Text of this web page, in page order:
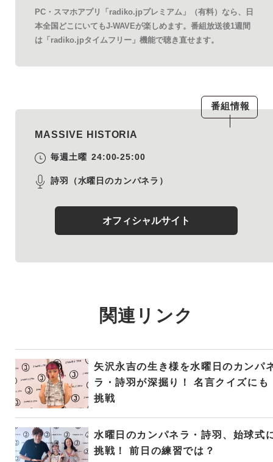
PC・スマホアプリ「radiko.jpプレミアム」（有料）なら、日
本全国どこにいてもJ-WAVEが楽しめます。番組放送後1週間
は「radiko.jpタイムフリー」機能で聴き直せます。
番組情報
MASSIVE HISTORIA
毎週土曜 24:00-25:00
詩羽（水曜日のカンパネラ）
オフィシャルサイト
関連リンク
矢沢永吉の生き様を水曜日のカンパ
ラ・詩羽が深掘り！ 名言クイズにも
挑戦
水曜日のカンパネラ・詩羽、始球式
挑戦！ 前日の練習では？